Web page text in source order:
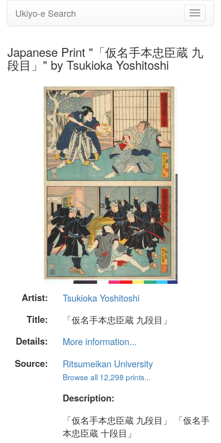
Toggle
Ukiyo-e Search
Japanese Print "「仮名手本忠臣蔵 九
段目」" by Tsukioka Yoshitoshi
Artist:
Tsukioka Yoshitoshi
Title:
「仮名手本忠臣蔵 九段目」
Details:
More information...
Source:
Ritsumeikan University
Browse all 12,298 prints...
Description:
「仮名手本忠臣蔵 九段目」 「仮名手
本忠臣蔵 十段目」